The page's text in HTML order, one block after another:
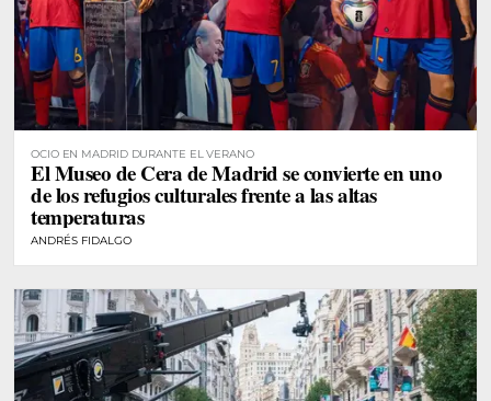
OCIO EN MADRID DURANTE EL VERANO
El Museo de Cera de Madrid se convierte en uno
de los refugios culturales frente a las altas
temperaturas
ANDRÉS FIDALGO